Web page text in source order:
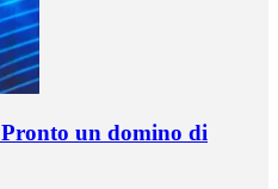
un domino di